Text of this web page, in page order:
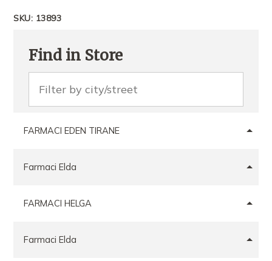
SKU: 13893
Find in Store
FARMACI EDEN TIRANE
Farmaci Elda
FARMACI HELGA
Farmaci Elda